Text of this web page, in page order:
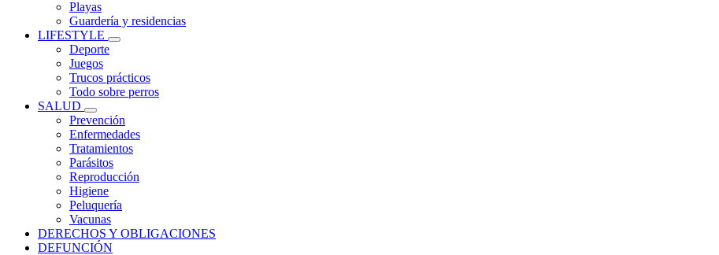
Playas
Guardería y residencias
LIFESTYLE
Deporte
Juegos
Trucos prácticos
Todo sobre perros
SALUD
Prevención
Enfermedades
Tratamientos
Parásitos
Reproducción
Higiene
Peluquería
Vacunas
DERECHOS Y OBLIGACIONES
DEFUNCIÓN